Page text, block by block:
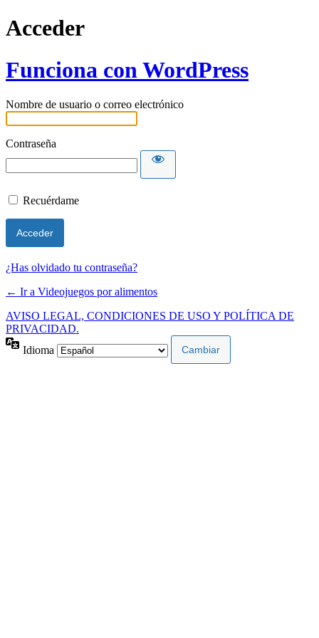
Acceder
Funciona con WordPress
Nombre de usuario o correo electrónico
Contraseña
Recuérdame
¿Has olvidado tu contraseña?
← Ir a Videojuegos por alimentos
AVISO LEGAL, CONDICIONES DE USO Y POLÍTICA DE
PRIVACIDAD.
Idioma